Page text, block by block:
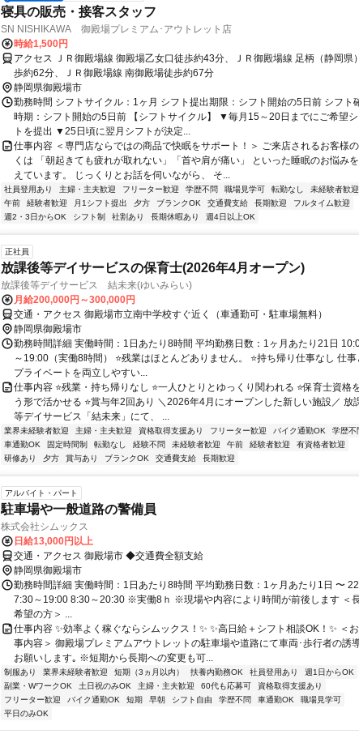
寝具の販売・接客スタッフ
SN NISHIKAWA 御殿場プレミアム･アウトレット店
時給1,500円
アクセス ＪＲ御殿場線 御殿場乙女口徒歩約43分、ＪＲ御殿場線 足柄（静岡県
歩約62分、ＪＲ御殿場線 南御殿場徒歩約67分
静岡県御殿場市
勤務時間 シフトサイクル：1ヶ月 シフト提出期限：シフト開始の5日前 シフト
時期：シフト開始の5日前 【シフトサイクル】 ▼毎月15～20日までにご希望シ
トを提出 ▼25日頃に翌月シフトが決定...
仕事内容 ＜専門店ならではの商品で快眠をサポート！＞ ご来店されるお客様
くは 「朝起きても疲れが取れない」「首や肩が痛い」 といった睡眠のお悩み
えています。 じっくりとお話を伺いながら、 そ...
社員登用あり 主婦・主夫歓迎 フリーター歓迎 学歴不問 職場見学可 転勤なし
未経験者歓迎
午前
経験者歓迎 月1シフト提出 夕方 ブランクOK 交通費支給 長期歓迎
フルタイム歓迎
週2・3日からOK
シフト制 社割あり 長期休暇あり 週4日以上OK
正社員
放課後等デイサービスの保育士(2026年4月オープン)
放課後等デイサービス 結未来(ゆいみらい)
月給200,000円～300,000円
交通・アクセス 御殿場市立南中学校すぐ近く（車通勤可・駐車場無料）
静岡県御殿場市
勤務時間詳細 実働時間：1日あたり8時間 平均勤務日数：1ヶ月あたり21日
～19:00（実働8時間） ⭐残業はほとんどありません。 ⭐持ち帰り仕事なし 仕事
プライベートを両立しやすい...
仕事内容 ⭐残業・持ち帰りなし ⭐一人ひとりとゆっくり関われる ⭐保育士資格
う形で活かせる ⭐賞与年2回あり ＼2026年4月にオープンした新しい施設／ 放
等デイサービス「結未来」にて、 ...
業界未経験者歓迎 主婦・主夫歓迎 資格取得支援あり フリーター歓迎 バイク通勤OK
学歴不
車通勤OK
固定時間制 転勤なし 経験不問 未経験者歓迎 午前 経験者歓迎
有資格者歓迎
研修あり
夕方 賞与あり ブランクOK 交通費支給 長期歓迎
アルバイト・パート
駐車場や一般道路の警備員
株式会社シムックス
日給13,000円以上
交通・アクセス 御殿場市 ◆交通費全額支給
静岡県御殿場市
勤務時間詳細 実働時間：1日あたり8時間 平均勤務日数：1ヶ月あたり1日 〜 22
7:30～19:00 8:30～20:30 ※実働8ｈ ※現場や内容により時間が前後します ＜
希望の方＞ ...
仕事内容 ✨効率よく稼ぐならシムックス！✨ ✨高日給＋シフト相談OK！✨ ＜
事内容＞ 御殿場プレミアムアウトレットの駐車場や道路にて車両･歩行者の誘
お願いします｡ ※短期から長期への変更も可...
制服あり 業界未経験者歓迎 短期（3ヵ月以内） 扶養内勤務OK 社員登用あり
週1日からOK
副業・WワークOK
土日祝のみOK 主婦・主夫歓迎 60代も応募可
資格取得支援あり
フリーター歓迎
バイク通勤OK 短期 早朝 シフト自由 学歴不問 車通勤OK
職場見学可
平日のみOK